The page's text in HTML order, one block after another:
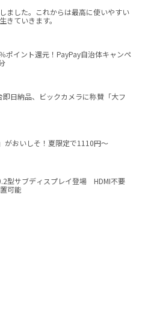
ました。これからは最高に使いやすい
きていきます。
ポイント還元！PayPay自治体キャンペ
日納品、ビックカメラに称賛「大フ
がおいしそ！夏限定で1110円～
型サブディスプレイ登場 HDMI不要
可能